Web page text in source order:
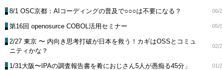
8/1 OSC京都：AIコーディングの普及で○○○は不要になる？ 06/
第16回 openosurce COBOL活用セミナー 05/
2/27 東京 〜 内向き思考打破が日本を救う！カギはOSSとコミュ
ニティかな？
02/
1/31大阪〜IPAの調査報告書を肴におじさん5人が愚痴る45分」 01/